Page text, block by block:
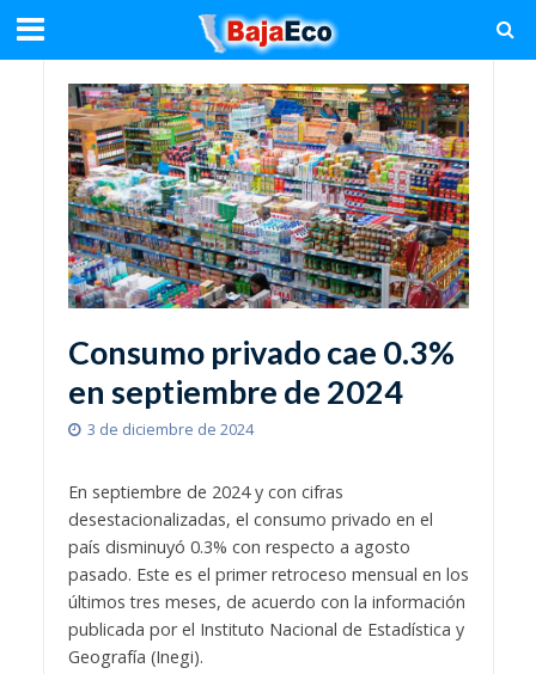
Consumo privado cae 0.3%
en septiembre de 2024
3 de diciembre de 2024
En septiembre de 2024 y con cifras
desestacionalizadas, el consumo privado en el
país disminuyó 0.3% con respecto a agosto
pasado. Este es el primer retroceso mensual en los
últimos tres meses, de acuerdo con la información
publicada por el Instituto Nacional de Estadística y
Geografía (Inegi).